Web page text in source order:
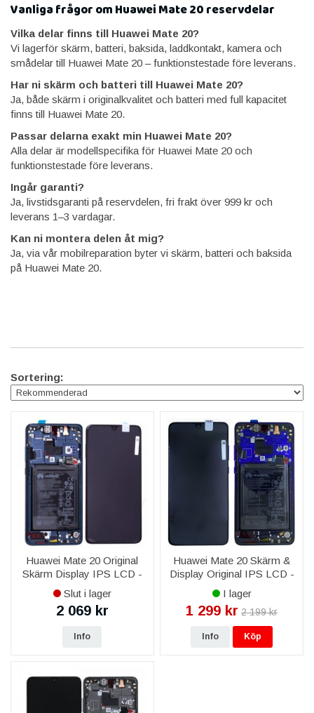
Vanliga frågor om Huawei Mate 20 reservdelar
Vilka delar finns till Huawei Mate 20?
Vi lagerför skärm, batteri, baksida, laddkontakt, kamera och
smådelar till Huawei Mate 20 – funktionstestade före leverans.
Har ni skärm och batteri till Huawei Mate 20?
Ja, både skärm i originalkvalitet och batteri med full kapacitet
finns till Huawei Mate 20.
Passar delarna exakt min Huawei Mate 20?
Alla delar är modellspecifika för Huawei Mate 20 och
funktionstestade före leverans.
Ingår garanti?
Ja, livstidsgaranti på reservdelen, fri frakt över 999 kr och
leverans 1–3 vardagar.
Kan ni montera delen åt mig?
Ja, via vår mobilreparation byter vi skärm, batteri och baksida
på Huawei Mate 20.
Sortering:
Huawei Mate 20 Original
Skärm Display IPS LCD -
Mörkblå
Slut i lager
2 069 kr
Info
Huawei Mate 20 Skärm &
Display Original IPS LCD -
Blå
I lager
1 299 kr 2 199 kr
Info Köp